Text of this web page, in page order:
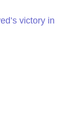
victory in